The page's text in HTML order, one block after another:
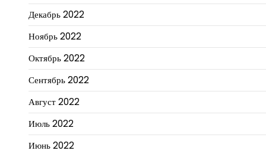
Декабрь 2022
Ноябрь 2022
Октябрь 2022
Сентябрь 2022
Август 2022
Июль 2022
Июнь 2022